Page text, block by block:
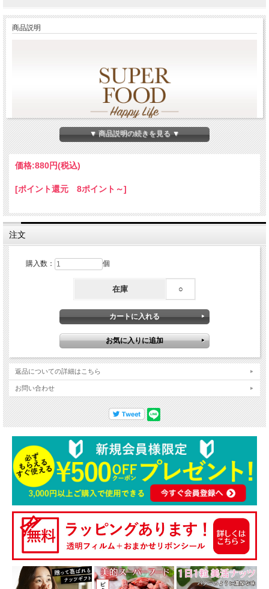
商品説明
▼ 商品説明の続きを見る ▼
価格:880円(税込)
[ポイント還元 8ポイント～]
注文
購入数： 個
在庫 ○
返品についての詳細はこちら
お問い合わせ